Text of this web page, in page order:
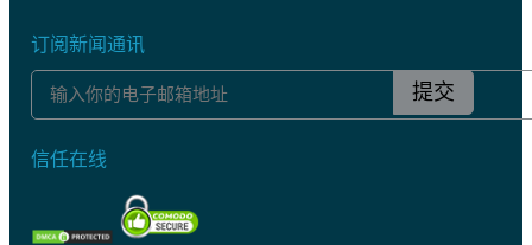
订阅新闻通讯
提交
信任在线